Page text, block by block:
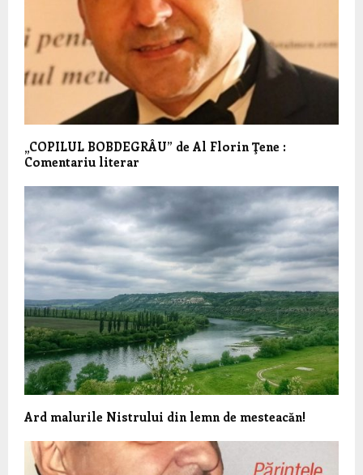
„COPILUL BOBDEGRÂU” de Al Florin Ţene :
Comentariu literar
Ard malurile Nistrului din lemn de mesteacăn!